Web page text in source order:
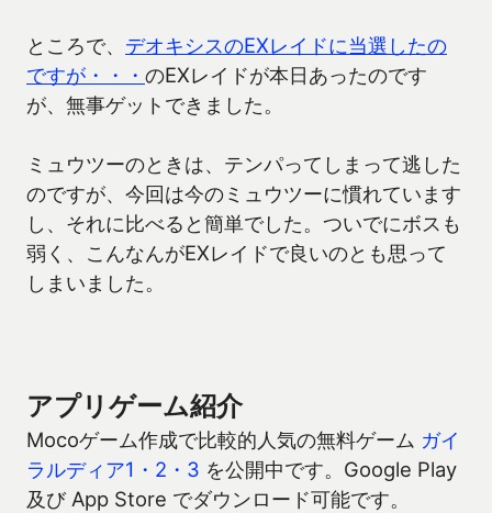
ところで、 デオキシスのEXレイドに当選したの
ですが・・・ のEXレイドが本日あったのです
が、無事ゲットできました。
ミュウツーのときは、テンパってしまって逃した
のですが、今回は今のミュウツーに慣れています
し、それに比べると簡単でした。ついでにボスも
弱く、こんなんがEXレイドで良いのとも思って
しまいました。
アプリゲーム紹介
Mocoゲーム作成で比較的人気の無料ゲーム ガイ
ラルディア1・2・3 を公開中です。Google Play
及び App Store でダウンロード可能です。